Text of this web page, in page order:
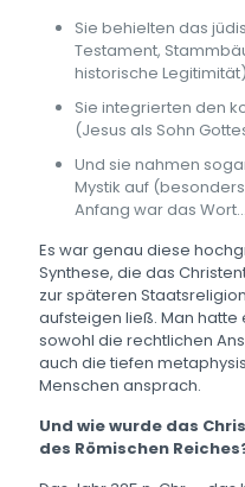
Sie behielten das
Testament,
historische
Sie integrierten den
(Jesus als Sohn
Und sie nahmen
Mystik auf
Anfang war das
Es war genau diese
Synthese, die das
zur späteren
aufsteigen ließ. Man
sowohl die rechtlichen
auch die tiefen
Menschen ansprach.
Und wie wurde das
des Römischen